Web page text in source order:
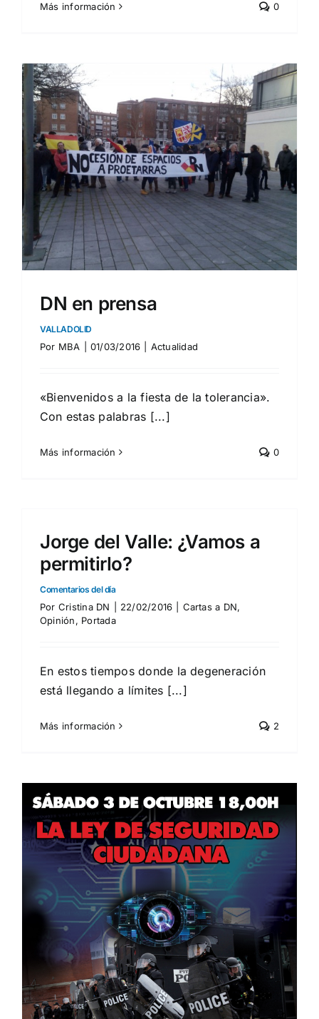
Más información 0
DN en prensa
VALLADOLID
Por MBA 01/03/2016 Actualidad
«Bienvenidos a la fiesta de la tolerancia».
Con estas palabras [...]
Más información 0
Jorge del Valle: ¿Vamos a
permitirlo?
Comentarios del día
Por Cristina DN 22/02/2016 Cartas a DN,
Opinión, Portada
En estos tiempos donde la degeneración
está llegando a límites [...]
Más información 2